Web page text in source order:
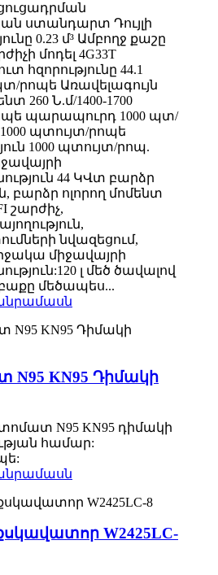
ստանդարտ Դույլի
0.23 մ³ Ամբողջ քաշը
մոդել 4G33T
հզորությունը 44.1
րոպե Առավելագույն
260 Ն.մ/1400-1700
պարապուրդ 1000 պտ/
պտույտ/րոպե
1000 պտույտ/րոպ.
44 ԿՎտ բարձր
բարձր ոլորող մոմենտ
շարժիչ,
նվազեցում,
միջավայրի
լ մեծ ծավալով
բաքը մեծապես...
KN95 Դիմակի
N95 KN95 դիմակի
համար:
W2425LC-